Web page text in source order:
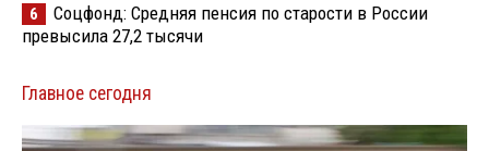
6
Соцфонд: Средняя пенсия по старости в России
превысила 27,2 тысячи
Главное сегодня